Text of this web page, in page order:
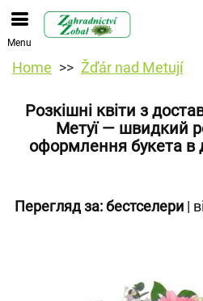
Menu
Home Žďár nad Metují
Розкішні квіти з
Метуї — швидкий
оформлення букета в
Перегляд за:бестселери |